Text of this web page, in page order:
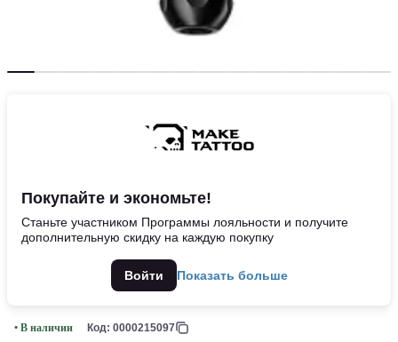
Покупайте и экономьте!
Станьте участником Программы лояльности и получите
дополнительную скидку на каждую покупку
Войти Показать больше
• В наличии Код: 0000215097